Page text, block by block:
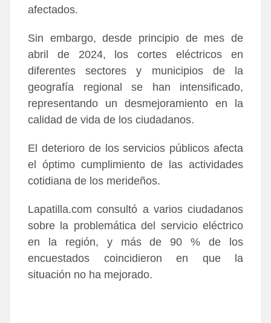
afectados.
Sin embargo, desde principio de mes de
abril de 2024, los cortes eléctricos en
diferentes sectores y municipios de la
geografía regional se han intensificado,
representando un desmejoramiento en la
calidad de vida de los ciudadanos.
El deterioro de los servicios públicos afecta
el óptimo cumplimiento de las actividades
cotidiana de los merideños.
Lapatilla.com consultó a varios ciudadanos
sobre la problemática del servicio eléctrico
en la región, y más de 90 % de los
encuestados coincidieron en que la
situación no ha mejorado.